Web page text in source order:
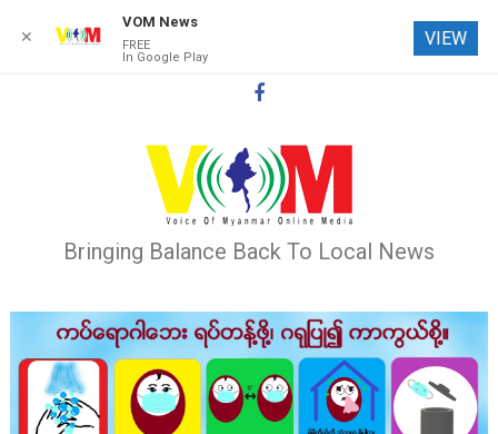
Bringing Balance Back To Local News
✕
VOM News
FREE
In Google Play
VIEW